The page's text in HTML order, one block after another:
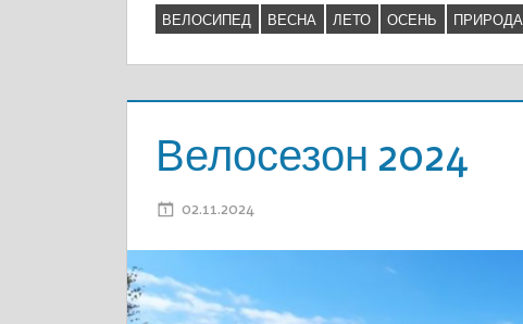
ВЕЛОСИПЕД ВЕСНА ЛЕТО ОСЕНЬ ПРИРОДА
Велосезон 2024
02.11.2024